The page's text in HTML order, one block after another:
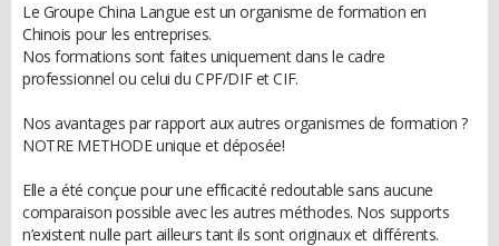
Le Groupe China Langue est un organisme de formation en
Chinois pour les entreprises.
Nos formations sont faites uniquement dans le cadre
professionnel ou celui du CPF/DIF et CIF.
Nos avantages par rapport aux autres organismes de formation ?
NOTRE METHODE unique et déposée!
Elle a été conçue pour une efficacité redoutable sans aucune
comparaison possible avec les autres méthodes. Nos supports
n’existent nulle part ailleurs tant ils sont originaux et différents.